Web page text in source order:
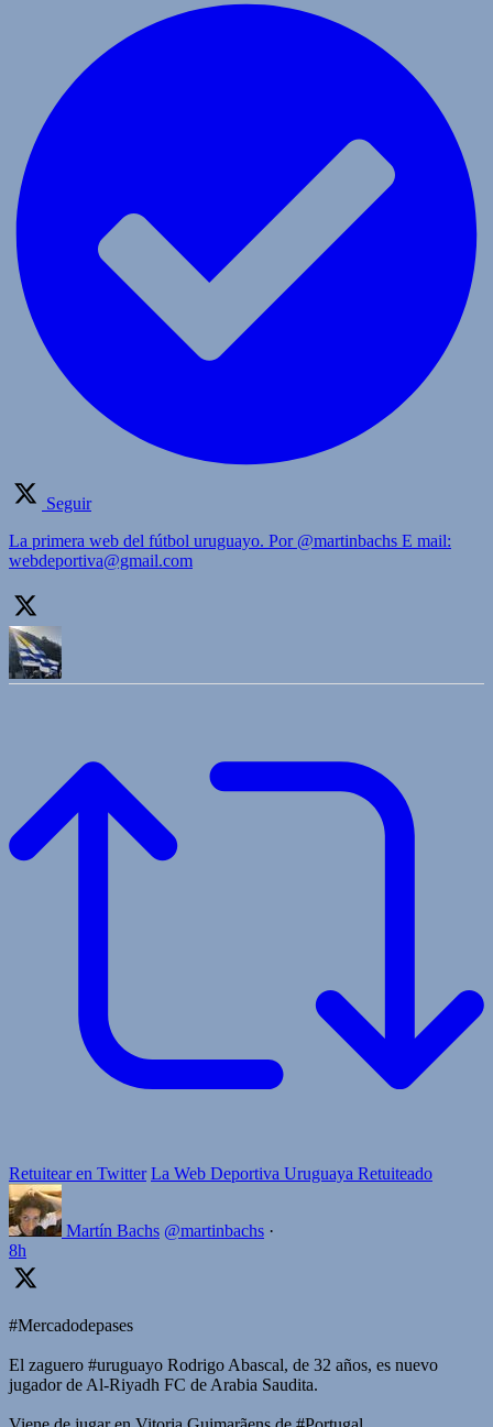
Seguir
La primera web del fútbol uruguayo. Por @martinbachs E mail:
webdeportiva@gmail.com
Retuitear en Twitter La Web Deportiva Uruguaya Retuiteado
Martín Bachs @martinbachs ·
8h
#Mercadodepases
El zaguero #uruguayo Rodrigo Abascal, de 32 años, es nuevo
jugador de Al-Riyadh FC de Arabia Saudita.